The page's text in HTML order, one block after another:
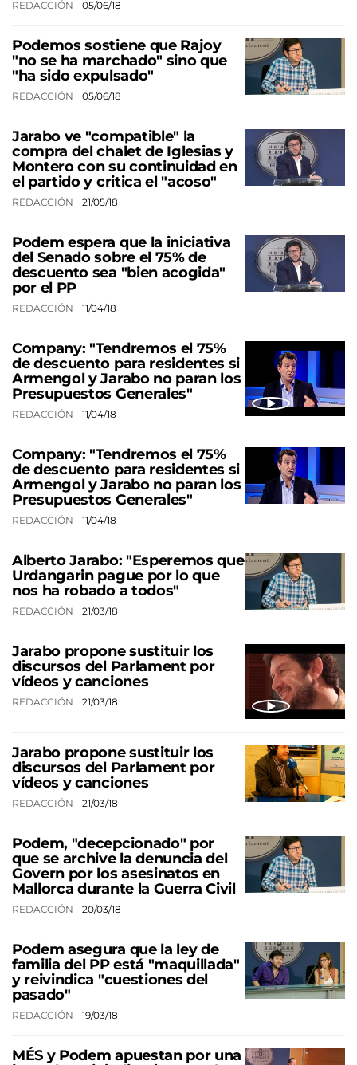
REDACCIÓN 05/06/18
Podemos sostiene que Rajoy
"no se ha marchado" sino que
"ha sido expulsado"
REDACCIÓN 05/06/18
Jarabo ve "compatible" la
compra del chalet de Iglesias y
Montero con su continuidad en
el partido y critica el "acoso"
REDACCIÓN 21/05/18
Podem espera que la iniciativa
del Senado sobre el 75% de
descuento sea "bien acogida"
por el PP
REDACCIÓN 11/04/18
Company: "Tendremos el 75%
de descuento para residentes si
Armengol y Jarabo no paran los
Presupuestos Generales"
REDACCIÓN 11/04/18
Company: "Tendremos el 75%
de descuento para residentes si
Armengol y Jarabo no paran los
Presupuestos Generales"
REDACCIÓN 11/04/18
Alberto Jarabo: "Esperemos que
Urdangarin pague por lo que
nos ha robado a todos"
REDACCIÓN 21/03/18
Jarabo propone sustituir los
discursos del Parlament por
vídeos y canciones
REDACCIÓN 21/03/18
Jarabo propone sustituir los
discursos del Parlament por
vídeos y canciones
REDACCIÓN 21/03/18
Podem, "decepcionado" por
que se archive la denuncia del
Govern por los asesinatos en
Mallorca durante la Guerra Civil
REDACCIÓN 20/03/18
Podem asegura que la ley de
familia del PP está "maquillada"
y reivindica "cuestiones del
pasado"
REDACCIÓN 19/03/18
MÉS y Podem apuestan por una